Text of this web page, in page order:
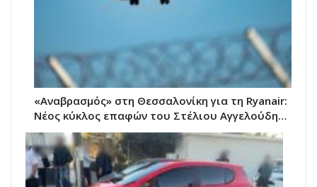
«Αναβρασμός» στη Θεσσαλονίκη για τη Ryanair:
Νέος κύκλος επαφών του Στέλιου Αγγελούδη…